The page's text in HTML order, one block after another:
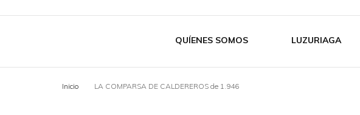
QUÍENES SOMOS LUZURIAGA
Inicio LA COMPARSA DE CALDEREROS de 1.946